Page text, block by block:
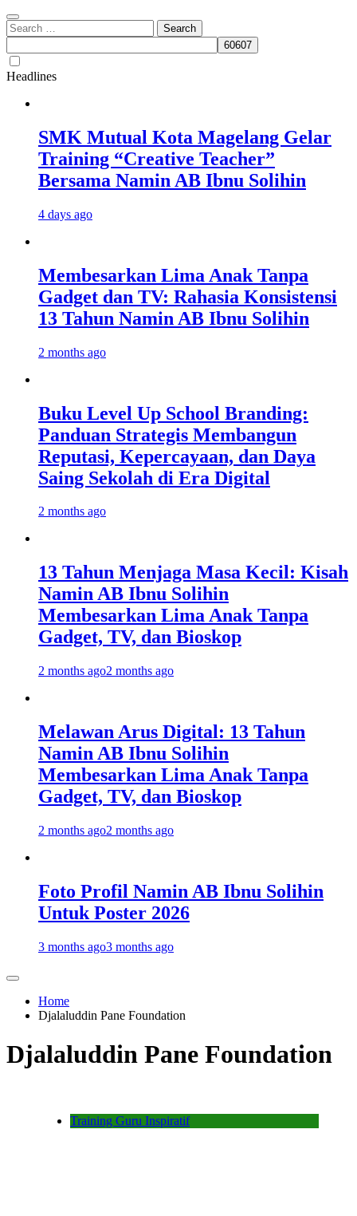
Search
for:
Headlines
SMK Mutual Kota Magelang Gelar
Training “Creative Teacher”
Bersama Namin AB Ibnu Solihin
4 days ago
Membesarkan Lima Anak Tanpa
Gadget dan TV: Rahasia Konsistensi
13 Tahun Namin AB Ibnu Solihin
2 months ago
Buku Level Up School Branding:
Panduan Strategis Membangun
Reputasi, Kepercayaan, dan Daya
Saing Sekolah di Era Digital
2 months ago
13 Tahun Menjaga Masa Kecil: Kisah
Namin AB Ibnu Solihin
Membesarkan Lima Anak Tanpa
Gadget, TV, dan Bioskop
2 months ago2 months ago
Melawan Arus Digital: 13 Tahun
Namin AB Ibnu Solihin
Membesarkan Lima Anak Tanpa
Gadget, TV, dan Bioskop
2 months ago2 months ago
Foto Profil Namin AB Ibnu Solihin
Untuk Poster 2026
3 months ago3 months ago
Home
Djalaluddin Pane Foundation
Djalaluddin Pane Foundation
Training Guru Inspiratif